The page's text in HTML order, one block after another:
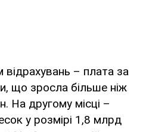
– плата за
що зросла більше ніж
На другому місці –
у розмірі 1,8 млрд